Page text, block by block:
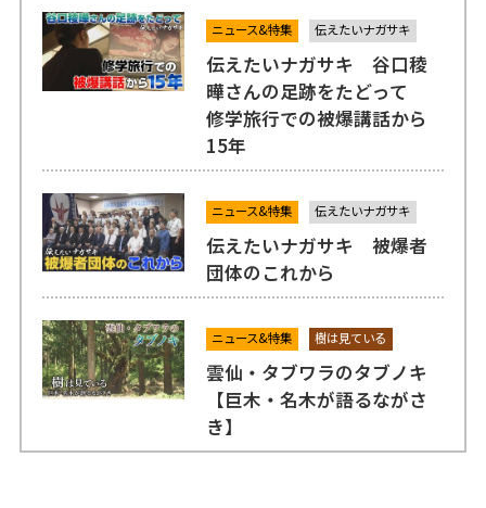
ニュース&特集 伝えたいナガサキ
伝えたいナガサキ 谷口稜
曄さんの足跡をたどって
修学旅行での被爆講話から
15年
ニュース&特集 伝えたいナガサキ
伝えたいナガサキ 被爆者
団体のこれから
ニュース&特集 樹は見ている
雲仙・タブワラのタブノキ
【巨木・名木が語るながさ
き】